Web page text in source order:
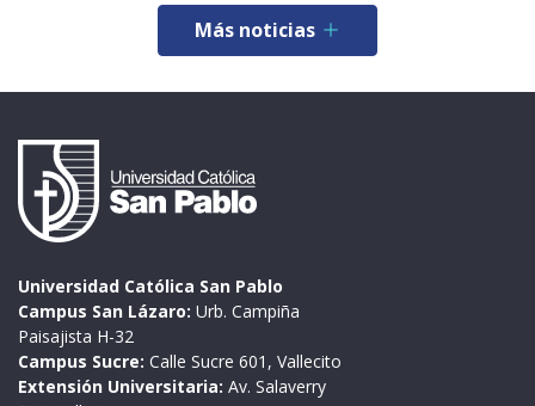
Más noticias
Universidad Católica San Pablo
Campus San Lázaro: Urb. Campiña
Paisajista H-32
Campus Sucre: Calle Sucre 601, Vallecito
Extensión Universitaria: Av. Salaverry